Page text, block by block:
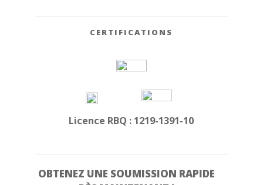
CERTIFICATIONS
Licence RBQ : 1219-1391-10
OBTENEZ UNE SOUMISSION RAPIDE